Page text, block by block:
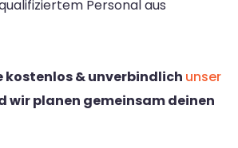
Personal aus
kostenlos & unverbindlich unser
wir planen gemeinsam deinen